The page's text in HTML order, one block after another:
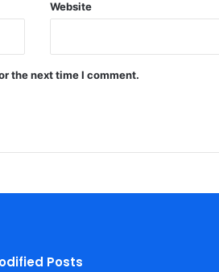
Website
the next time I comment.
Posts